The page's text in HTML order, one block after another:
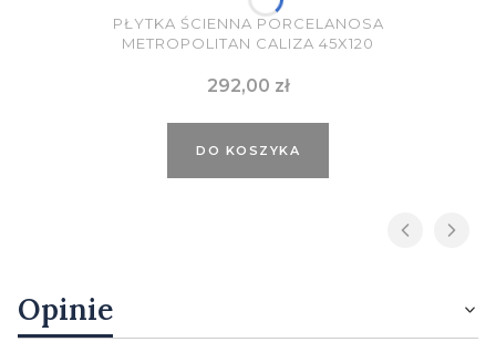
PŁYTKA ŚCIENNA PORCELANOSA
METROPOLITAN CALIZA 45X120
Cena
292,00 zł
DO KOSZYKA
Opinie